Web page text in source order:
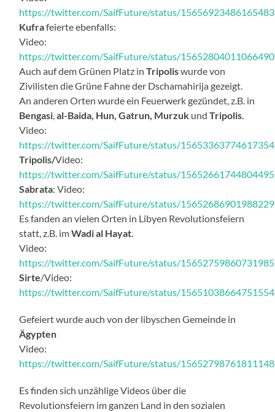
https://twitter.com/SaifFuture/status/
Kufrafeierte ebenfalls:
Video:
https://twitter.com/SaifFuture/status/
Auch auf dem Grünen Platz inTripoliswurde von
Zivilisten die Grüne Fahne der Dschamahirija gezeigt.
An anderen Orten wurde ein Feuerwerk gezündet, z.B. in
Bengasi,al-Baida, Hun, Gatrun, Murzuk undTripolis.
Video:
https://twitter.com/SaifFuture/status/
Tripolis/Video:
https://twitter.com/SaifFuture/status/
Sabrata: Video:
https://twitter.com/SaifFuture/status/
Es fanden an vielen Orten in Libyen Revolutionsfeiern
statt, z.B. imWadi al Hayat.
Video:
https://twitter.com/SaifFuture/status/
Sirte/Video:
https://twitter.com/SaifFuture/status/
Gefeiert wurde auch von der libyschen Gemeinde in
Ägypten
Video:
https://twitter.com/SaifFuture/status/
Es finden sich unzählige Videos über die
Revolutionsfeiern im ganzen Land in den sozialen